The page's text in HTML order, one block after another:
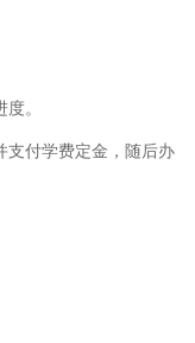
。
支付学费定金，随后办